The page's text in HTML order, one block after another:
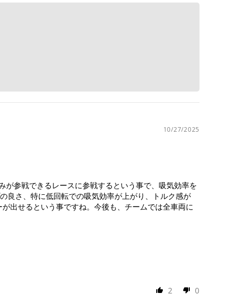
10/27/2025
が参戦できるレースに参戦するという事で、吸気効率を
良さ、特に低回転での吸気効率が上がり、トルク感が
出せるという事ですね。今後も、チームでは全車両に
2 0